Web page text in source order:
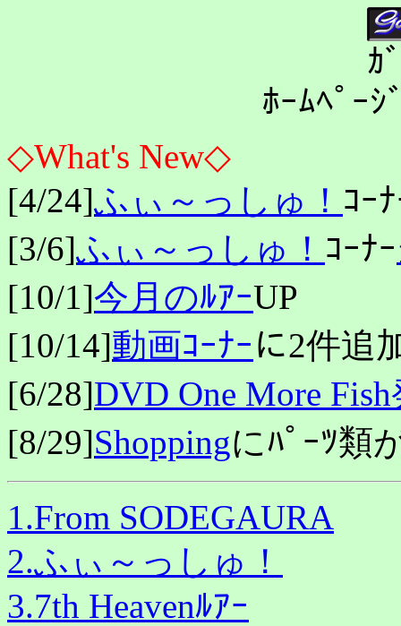
ｶ
ﾎｰﾑﾍﾟｰ
◇What's New◇
[4/24]ふぃ～っしゅ！ ｺｰ
[3/6]ふぃ～っしゅ！ ｺｰﾅｰ
[10/1]今月のﾙｱｰUP
[10/14]動画ｺｰﾅｰに2件追
[6/28]DVD One More
[8/29]Shoppingにﾊﾟｰﾂ類
1.From SODEGAURA
2.ふぃ～っしゅ！
3.7th Heavenﾙｱｰ